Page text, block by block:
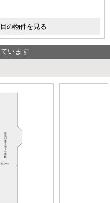
の物件を見る
います